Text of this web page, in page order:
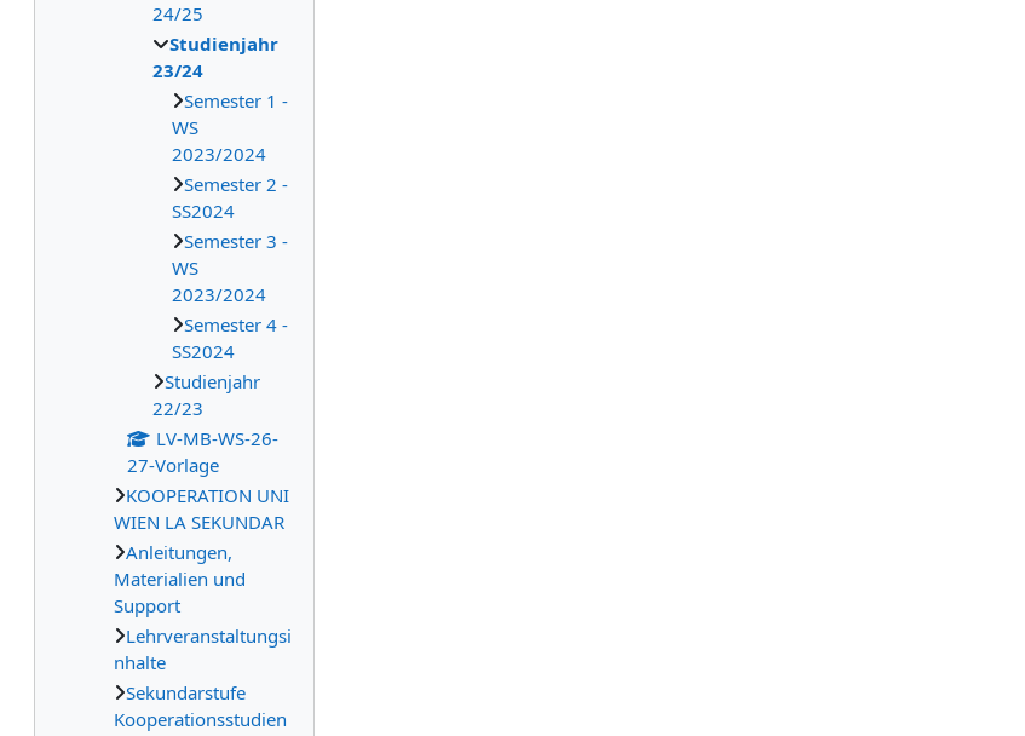
24/25
Studienjahr
23/24
Semester 1 -
WS
2023/2024
Semester 2 -
SS2024
Semester 3 -
WS
2023/2024
Semester 4 -
SS2024
Studienjahr
22/23
LV-MB-WS-26-
27-Vorlage
KOOPERATION UNI
WIEN LA SEKUNDAR
Anleitungen,
Materialien und
Support
Lehrveranstaltungsi
nhalte
Sekundarstufe
Kooperationsstudien